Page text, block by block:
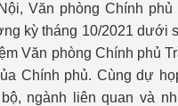
Văn phòng Chính
kỳ tháng 10/2021 dưới
Văn phòng Chính phủ
Chính phủ. Cùng dự
ngành liên quan và